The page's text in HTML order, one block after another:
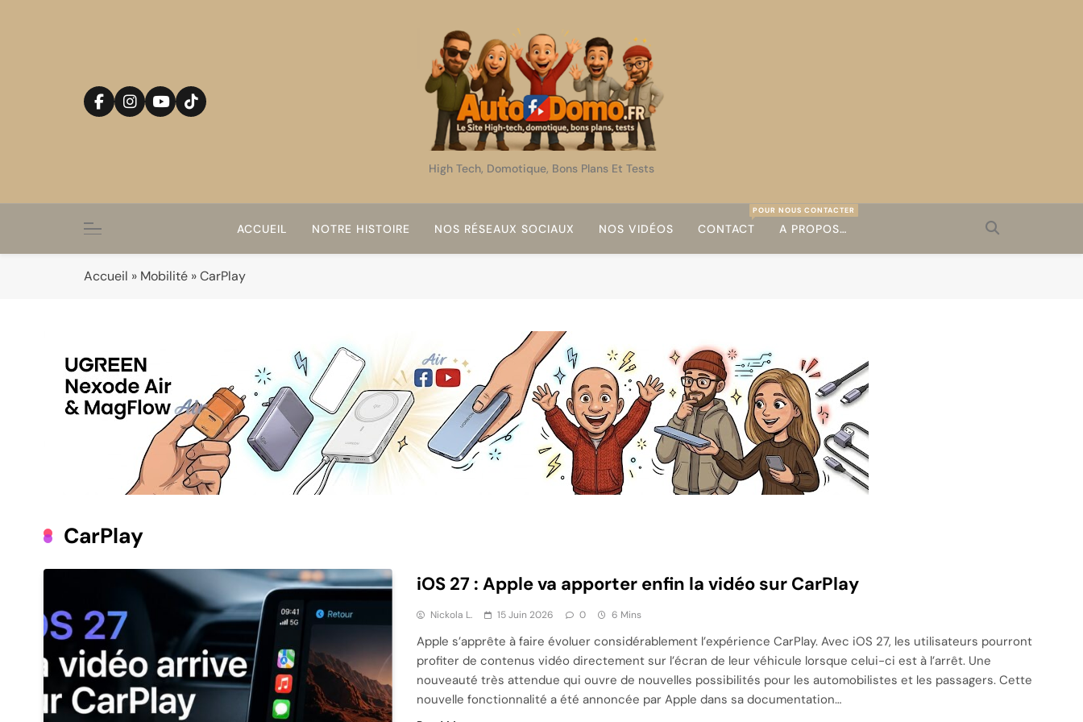
AutoDomo
High Tech, Domotique, Bons Plans Et Tests
ACCUEIL NOTRE HISTOIRE NOS RÉSEAUX SOCIAUX NOS VIDÉOS CONTACT
POUR NOUS CONTACTER
A PROPOS…
Accueil » Mobilité »CarPlay
CarPlay
iOS 27 : Apple va apporter enfin la vidéo sur CarPlay
Nickola L. 15 Juin 2026 0 6 Mins
Apple s’apprête à faire évoluer considérablement l’expérience CarPlay. Avec iOS 27, les utilisateurs pourront
profiter de contenus vidéo directement sur l’écran de leur véhicule lorsque celui-ci est à l’arrêt. Une
nouveauté très attendue qui ouvre de nouvelles possibilités pour les automobilistes et les passagers. Cette
nouvelle fonctionnalité a été annoncée par Apple dans sa documentation…